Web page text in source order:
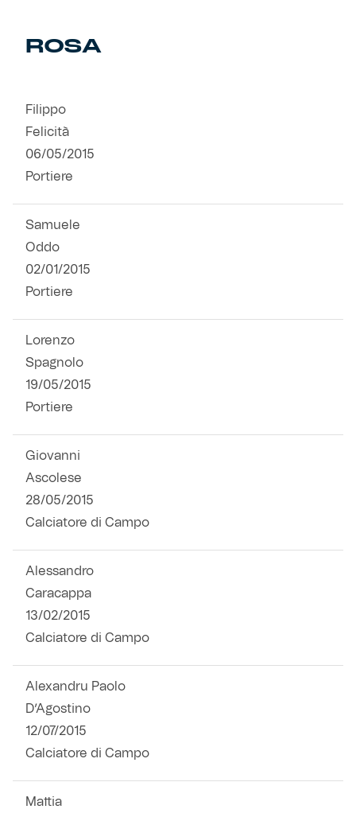
Genoa for Special
Genoa Academy
Rappresentanza
Tacchettee Collection
Urban Collection
Throwback Duemila
Robe di Kappa x Genoa
Vintage Collection
Red&Blue Voices
Kids
Accessori
Party
Outlet
Caffè Boasi x Genoa
Helan x Genoa
ROSA
Filippo
Felicità
06/05/2015
Portiere
Samuele
Oddo
02/01/2015
Portiere
Lorenzo
Spagnolo
19/05/2015
Portiere
Giovanni
Ascolese
28/05/2015
Calciatore di Campo
Alessandro
Caracappa
13/02/2015
Calciatore di Campo
Alexandru Paolo
D’Agostino
12/07/2015
Calciatore di Campo
Mattia